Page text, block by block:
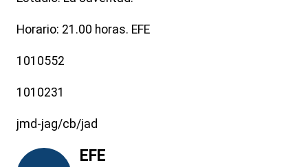
Horario: 21.00 horas. EFE
1010552
1010231
jmd-jag/cb/jad
EFE